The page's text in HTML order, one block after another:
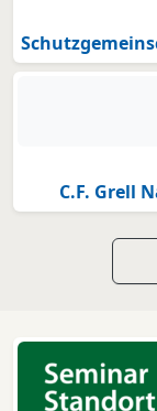
C.F. Grell